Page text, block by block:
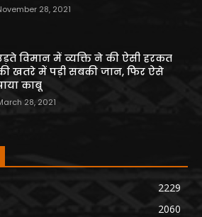
28, 2021
विमान में व्यक्ति ने की ऐसी हरकत
खतरे में पड़ी सबकी जान, फिर ऐसे
काबू
28, 2021
2229
2060